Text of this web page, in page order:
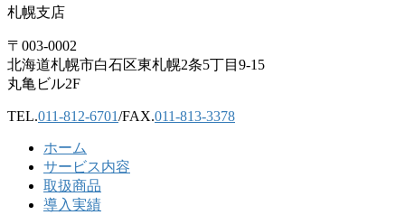
札幌支店
〒003-0002
北海道札幌市白石区東札幌2条5丁目9-15
丸亀ビル2F
TEL.011-812-6701/FAX.011-813-3378
ホーム
サービス内容
取扱商品
導入実績